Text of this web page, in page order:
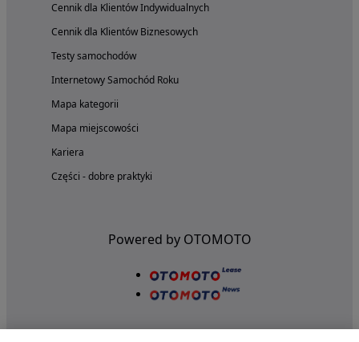
Cennik dla Klientów Indywidualnych
Cennik dla Klientów Biznesowych
Testy samochodów
Internetowy Samochód Roku
Mapa kategorii
Mapa miejscowości
Kariera
Części - dobre praktyki
Powered by OTOMOTO